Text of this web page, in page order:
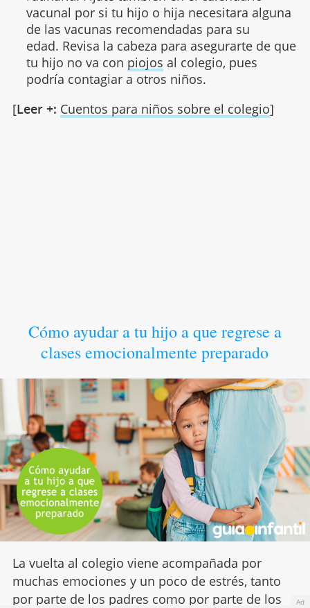
vacunal por si tu hijo o hija necesitara alguna
de las vacunas recomendadas para su
edad. Revisa la cabeza para asegurarte de que
tu hijo no va con piojos al colegio, pues
podría contagiar a otros niños.
[Leer +: Cuentos para niños sobre el colegio]
Cómo ayudar a tu hijo a que regrese a
clases emocionalmente preparado
La vuelta al colegio viene acompañada por
muchas emociones y un poco de estrés, tanto
por parte de los padres como por parte de los
Ad